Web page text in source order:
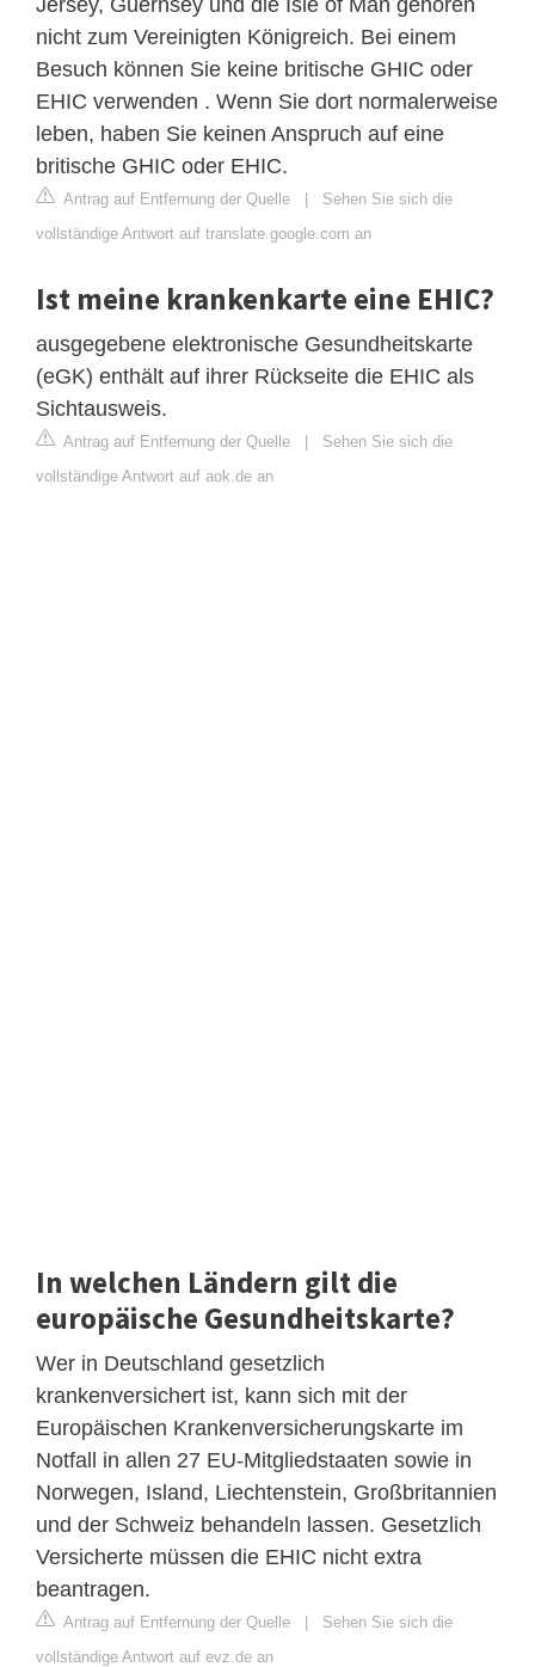
nicht zum Vereinigten Königreich. Bei einem
Besuch können Sie keine britische GHIC oder
EHIC verwenden . Wenn Sie dort normalerweise
leben, haben Sie keinen Anspruch auf eine
britische GHIC oder EHIC.
Antrag auf Entfernung der Quelle | Sehen Sie sich die
vollständige Antwort auf translate.google.com an
Ist meine krankenkarte eine EHIC?
ausgegebene elektronische Gesundheitskarte
(eGK) enthält auf ihrer Rückseite die EHIC als
Sichtausweis.
Antrag auf Entfernung der Quelle | Sehen Sie sich die
vollständige Antwort auf aok.de an
In welchen Ländern gilt die
europäische Gesundheitskarte?
Wer in Deutschland gesetzlich
krankenversichert ist, kann sich mit der
Europäischen Krankenversicherungskarte im
Notfall in allen 27 EU-Mitgliedstaaten sowie in
Norwegen, Island, Liechtenstein, Großbritannien
und der Schweiz behandeln lassen. Gesetzlich
Versicherte müssen die EHIC nicht extra
beantragen.
Antrag auf Entfernung der Quelle | Sehen Sie sich die
vollständige Antwort auf evz.de an